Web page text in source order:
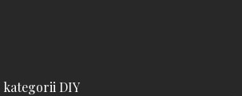
kategorii DIY